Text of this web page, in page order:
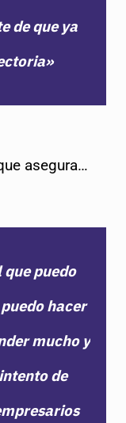
de que ya
asegura…
que puedo
hacer
mucho y
de